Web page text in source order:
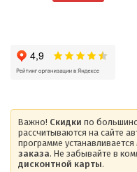
Важно! Скидки по
рассчитываются на сайте
программе
заказа. Не забывайте в
дисконтной карты.